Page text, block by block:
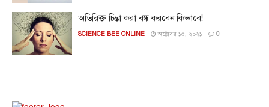
অতিরিক্ত চিন্তা করা বন্ধ করবেন কিভাবে!
SCIENCE BEE ONLINE অক্টোবর ১৫, ২০২১ 0